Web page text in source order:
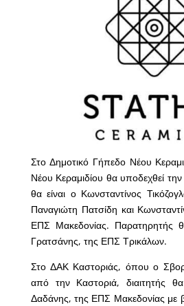
Στο Δημοτικό Γήπεδο Νέου
Νέου Κεραμιδίου θα υποδεχθεί την
θα είναι ο Κωνσταντίνος
Παναγιώτη Πατσίδη και
ΕΠΣ Μακεδονίας. Παρατηρητής
Γρατσάνης, της ΕΠΣ Τρικάλων.
Στο ΔΑΚ Καστοριάς, όπου ο
από την Καστοριά, διαιτητής
Δαδάνης, της ΕΠΣ Μακεδονίας με